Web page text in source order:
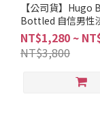
【公司貨】Hugo
Bottled 自信男性
50ml /100ml
NT$1,280 ~
NT$3,800